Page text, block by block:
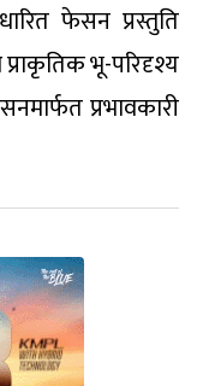
फेसन प्रस्तुति
प्राकृतिक भू-परिदृश्य
प्रभावकारी